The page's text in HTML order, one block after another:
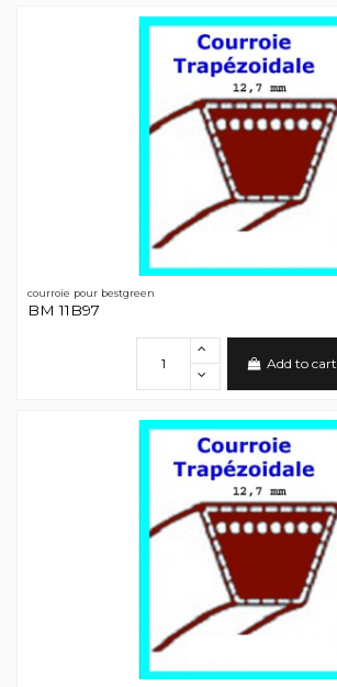
courroie pour bestgreen
BM 11B97
Add to cart